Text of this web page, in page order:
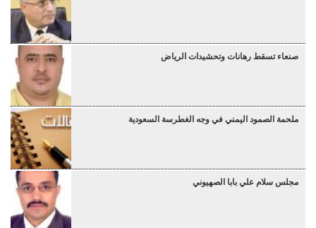
صنعاء تسقط رهانات وتحشيدات الرياض
ملحمة الصمود اليمني في وجه الغطرسة السعودية
مجلس سلام علي بابا الصهيوني